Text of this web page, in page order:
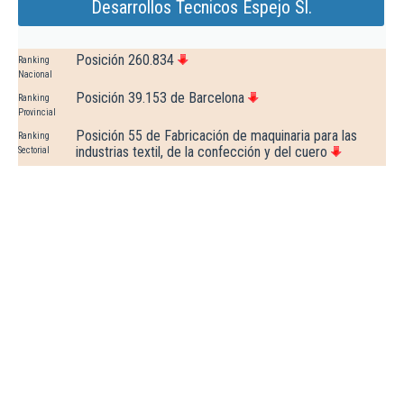
Desarrollos Tecnicos Espejo Sl.
Ranking
Nacional
Posición 260.834
Ranking
Provincial
Posición 39.153 de Barcelona
Ranking
Sectorial
Posición 55 de Fabricación de maquinaria para las
industrias textil, de la confección y del cuero